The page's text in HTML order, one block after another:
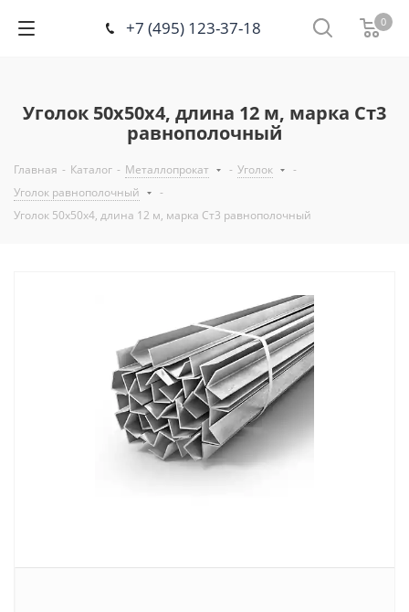
+7 (495) 123-37-18 0
Уголок 50х50х4, длина 12 м, марка Ст3
равнополочный
Главная - Каталог - Металлопрокат - Уголок
-
Уголок равнополочный
-
Уголок 50х50х4, длина 12 м, марка Ст3 равнополочный